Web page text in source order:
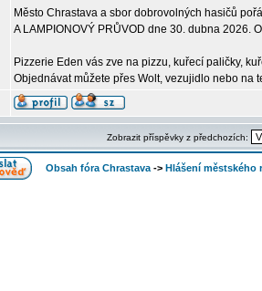
Město Chrastava a sbor dobrovolných hasičů
A LAMPIONOVÝ PRŮVOD dne 30. dubna 2026.
Pizzerie Eden vás zve na pizzu, kuřecí paličky,
Objednávat můžete přes Wolt, vezujidlo nebo na
Zobrazit příspěvky z předchozích:
Obsah fóra Chrastava -> Hlášení městského